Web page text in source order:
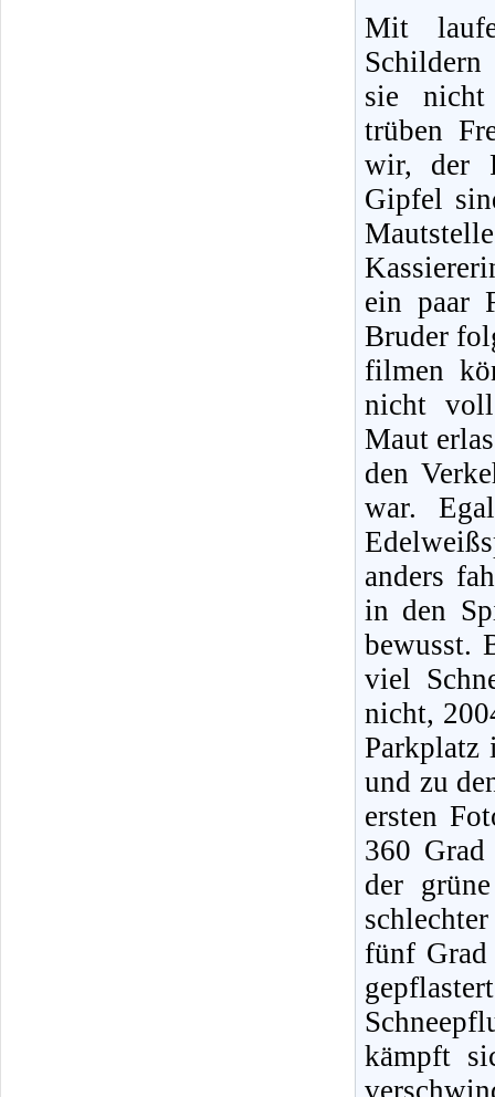
Mit
sie nicht
trüben
wir, der
Gipfel
ein paar
Bruder
filmen
nicht
Maut
den
war.
anders
in den
bewusst.
viel
nicht,
Parkplatz
und zu
ersten
360
der
fünf Grad
kämpft